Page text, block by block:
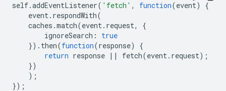
self.addEventListener( 'fetch' , function(event)
{
event. respondWith(
caches .match(event. request,
{
ignoreSearch :
true
}). then(function(response)
{
return response || fetch(event. request);
})
);
});